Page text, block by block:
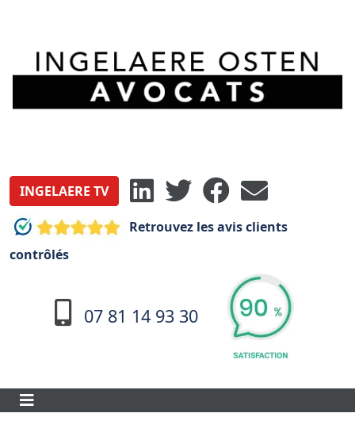
INGELAERE TV
Retrouvez les avis clients
contrôlés
07 81 14 93 30